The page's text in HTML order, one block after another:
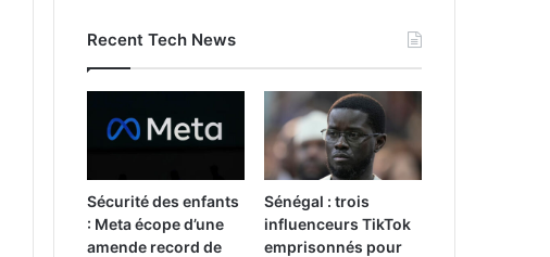
Recent Tech News
Sécurité des enfants
: Meta écope d’une
amende record de
Sénégal : trois
influenceurs TikTok
emprisonnés pour